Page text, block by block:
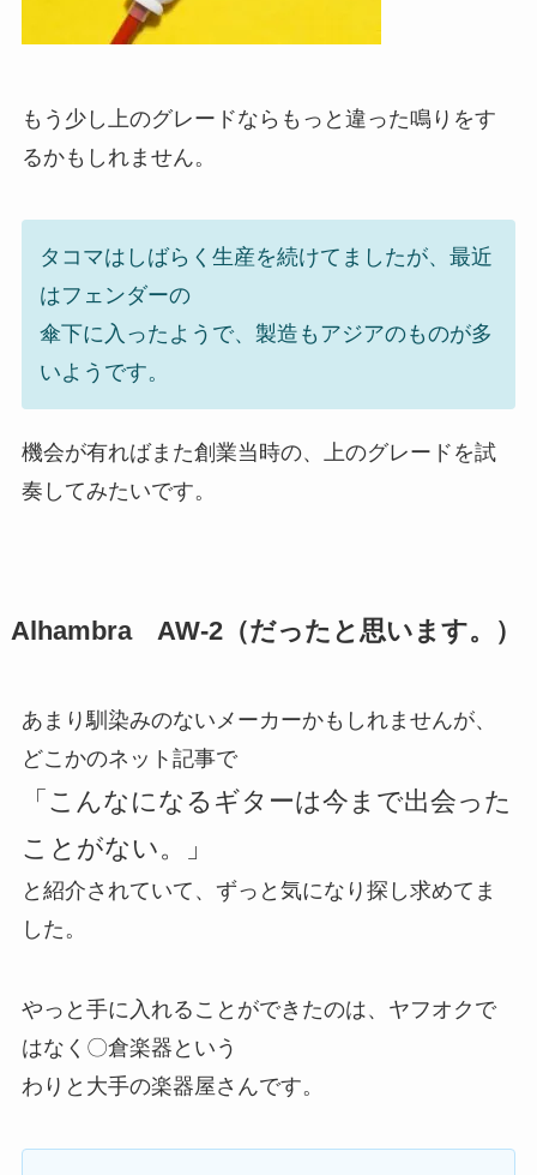
もう少し上のグレードならもっと違った鳴りをす
るかもしれません。
タコマはしばらく生産を続けてましたが、最近
はフェンダーの
傘下に入ったようで、製造もアジアのものが多
いようです。
機会が有ればまた創業当時の、上のグレードを試
奏してみたいです。
Alhambra AW-2（だったと思います。）
あまり馴染みのないメーカーかもしれませんが、
どこかのネット記事で
「こんなになるギターは今まで出会った
ことがない。」
と紹介されていて、ずっと気になり探し求めてま
した。
やっと手に入れることができたのは、ヤフオクで
はなく〇倉楽器という
わりと大手の楽器屋さんです。